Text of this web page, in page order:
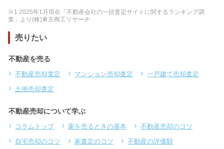
※1 2025年1月現在「不動産会社の一括査定サイトに関するランキング調
査」より(株)東京商工リサーチ
売りたい
不動産を売る
不動産売却査定 マンション売却査定
一戸建て売却査定
土地売却査定
不動産売却について学ぶ
コラムトップ 家を売るときの基本
不動産売却のコツ
自宅売却のコツ
家査定のコツ 不動産の評価額